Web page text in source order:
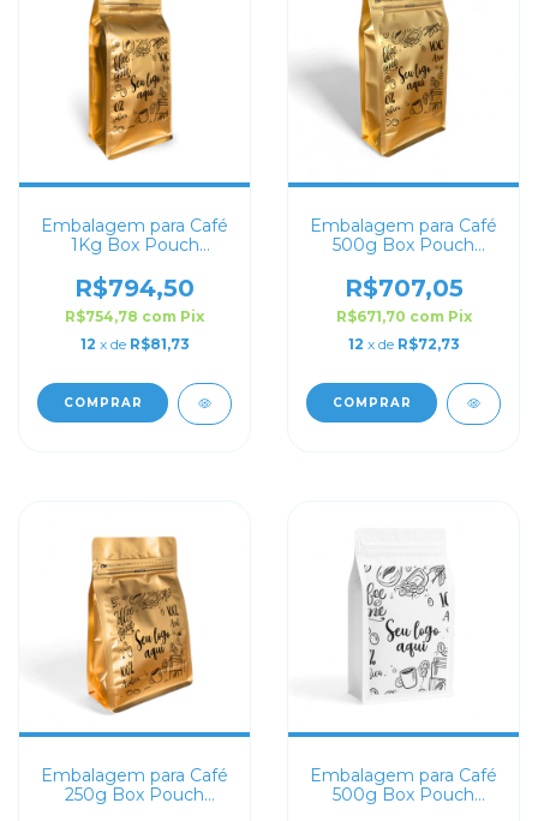
Embalagem para Café
1Kg Box Pouch
Personalizada
R$794,50
R$754,78 com Pix
12 x de R$81,73
COMPRAR
Embalagem para Café
500g Box Pouch
Personalizada
R$707,05
R$671,70 com Pix
12 x de R$72,73
COMPRAR
Embalagem para Café
250g Box Pouch
Embalagem para Café
500g Box Pouch